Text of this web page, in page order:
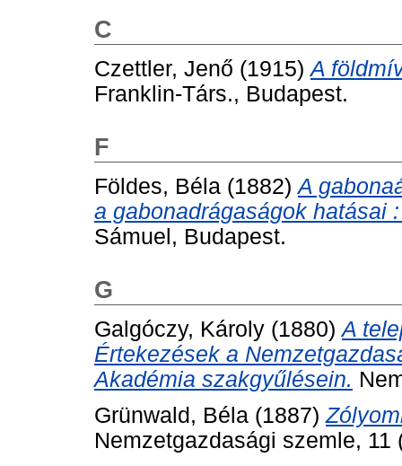
C
Czettler, Jenő (1915)A
Franklin-Társ., Budapest.
F
Földes, Béla (1882)A
a gabonadrágaságok hatásai
Sámuel, Budapest.
G
Galgóczy, Károly (1880)A
Értekezések a
Akadémia szakgyűlésein.
Grünwald, Béla (1887)
Nemzetgazdasági szemle, 11